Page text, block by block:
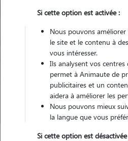
Pour quel
Trouver mon
Si cette option est activée :
Nous pouvons
le site et le contenu à
vous intéresser.
Ils analysent vos
permet à Animaute de
publicitaires et un
aidera à améliorer les
Nous pouvons mieux
la langue que vous
Si cette option est